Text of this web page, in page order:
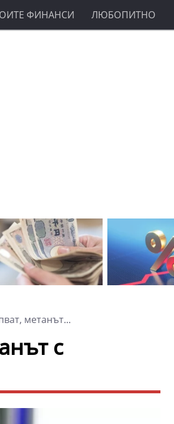
ФИНАНСИ ЛЮБОПИТНО
метанът...
с